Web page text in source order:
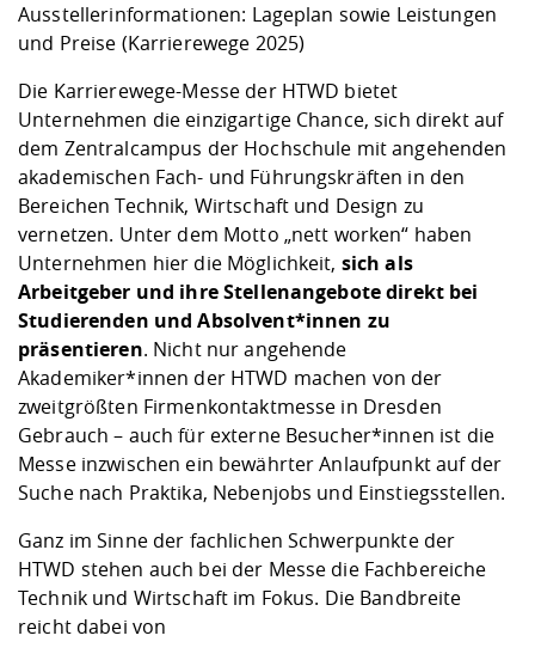
Ausstellerinformationen: Lageplan sowie Leistungen
und Preise (Karrierewege 2025)
Die Karrierewege-Messe der HTWD bietet
Unternehmen die einzigartige Chance, sich direkt auf
dem Zentralcampus der Hochschule mit angehenden
akademischen Fach- und Führungskräften in den
Bereichen Technik, Wirtschaft und Design zu
vernetzen. Unter dem Motto „nett worken“ haben
Unternehmen hier die Möglichkeit, sich als
Arbeitgeber und ihre Stellenangebote direkt bei
Studierenden und Absolvent*innen zu
präsentieren. Nicht nur angehende
Akademiker*innen der HTWD machen von der
zweitgrößten Firmenkontaktmesse in Dresden
Gebrauch – auch für externe Besucher*innen ist die
Messe inzwischen ein bewährter Anlaufpunkt auf der
Suche nach Praktika, Nebenjobs und Einstiegsstellen.
Ganz im Sinne der fachlichen Schwerpunkte der
HTWD stehen auch bei der Messe die Fachbereiche
Technik und Wirtschaft im Fokus. Die Bandbreite
reicht dabei von